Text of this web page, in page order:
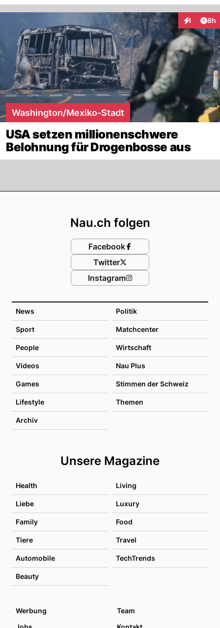
1 8h
Washington/Mexiko-Stadt
USA setzen millionenschwere
Belohnung für Drogenbosse aus
News Politik
Sport Matchcenter
People Wirtschaft
Videos Nau Plus
Games Stimmen der Schweiz
Lifestyle Themen
Archiv
Unsere Magazine
Health Living
Liebe Luxury
Family Food
Tiere Travel
Automobile TechTrends
Beauty
Nau.ch folgen
Facebook
Twitter
Instagram
Werbung
Team